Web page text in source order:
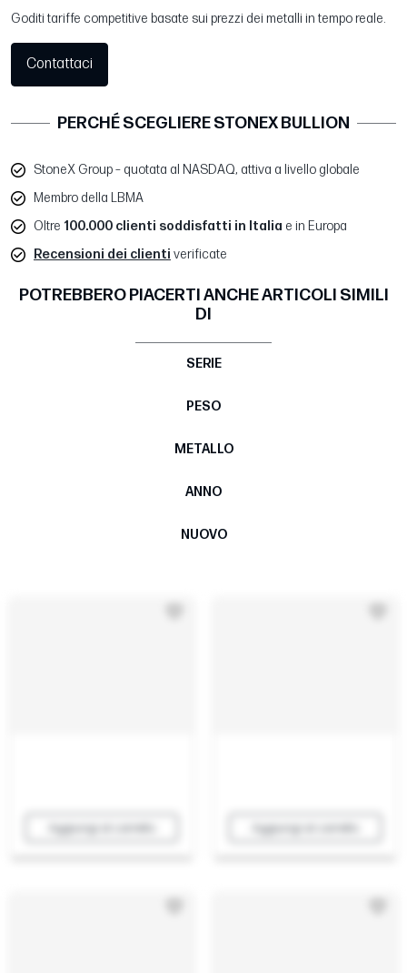
Goditi tariffe competitive basate sui prezzi dei metalli in tempo reale.
Contattaci
PERCHÉ SCEGLIERE STONEX BULLION
StoneX Group – quotata al NASDAQ, attiva a livello globale
Membro della LBMA
Oltre 100.000 clienti soddisfatti in Italia e in Europa
Recensioni dei clienti verificate
POTREBBERO PIACERTI ANCHE ARTICOLI SIMILI
DI
SERIE
PESO
METALLO
ANNO
NUOVO
Aggiungi al carrello Aggiungi al carrello